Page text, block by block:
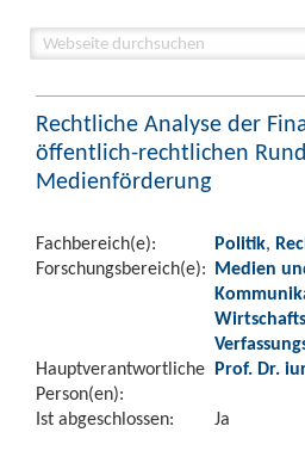
Rechtliche Analyse der
öffentlich-rechtlichen
Medienförderung
Fachbereich(e): Politik,
Forschungsbereich(e): Medien
Hauptverantwortliche
Person(en):
Prof. Dr.
Ist abgeschlossen: Ja